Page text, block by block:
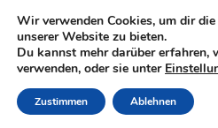
Wir verwenden Cookies, um dir
unserer Website zu bieten.
Du kannst mehr darüber erfahren,
verwenden, oder sie unter
Zustimmen Ablehnen